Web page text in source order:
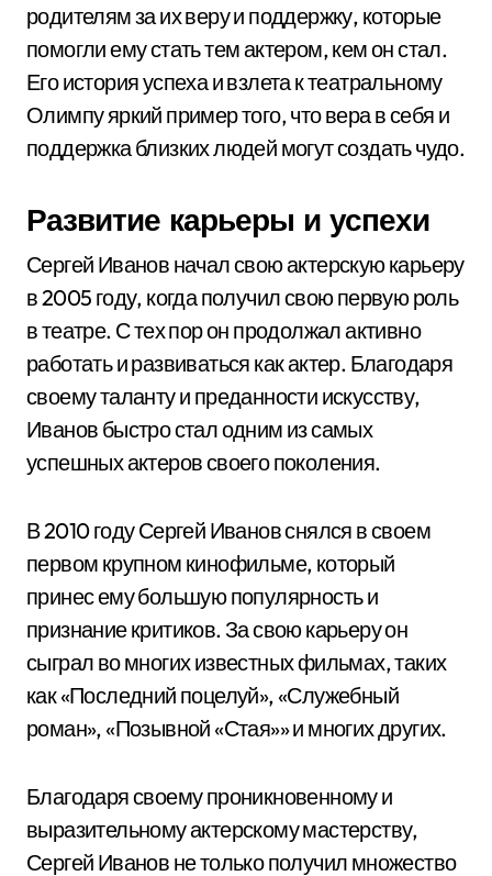
родителям за их веру и поддержку, которые
помогли ему стать тем актером, кем он стал.
Его история успеха и взлета к театральному
Олимпу яркий пример того, что вера в себя и
поддержка близких людей могут создать чудо.
Развитие карьеры и успехи
Сергей Иванов начал свою актерскую карьеру
в 2005 году, когда получил свою первую роль
в театре. С тех пор он продолжал активно
работать и развиваться как актер. Благодаря
своему таланту и преданности искусству,
Иванов быстро стал одним из самых
успешных актеров своего поколения.
В 2010 году Сергей Иванов снялся в своем
первом крупном кинофильме, который
принес ему большую популярность и
признание критиков. За свою карьеру он
сыграл во многих известных фильмах, таких
как «Последний поцелуй», «Служебный
роман», «Позывной «Стая»» и многих других.
Благодаря своему проникновенному и
выразительному актерскому мастерству,
Сергей Иванов не только получил множество